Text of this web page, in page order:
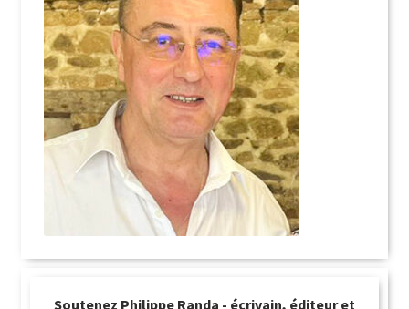
Soutenez Philippe Randa - écrivain, éditeur et